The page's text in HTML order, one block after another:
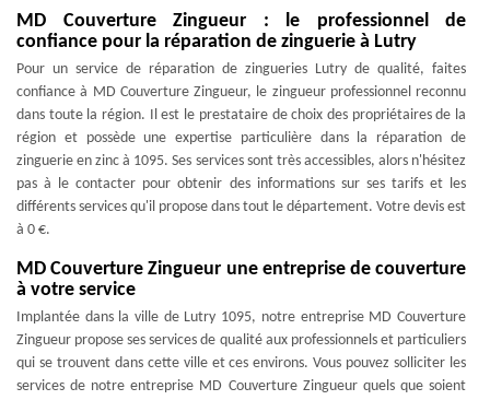
MD Couverture Zingueur : le professionnel de
confiance pour la réparation de zinguerie à Lutry
Pour un service de réparation de zingueries Lutry de qualité, faites
confiance à MD Couverture Zingueur, le zingueur professionnel reconnu
dans toute la région. Il est le prestataire de choix des propriétaires de la
région et possède une expertise particulière dans la réparation de
zinguerie en zinc à 1095. Ses services sont très accessibles, alors n'hésitez
pas à le contacter pour obtenir des informations sur ses tarifs et les
différents services qu'il propose dans tout le département. Votre devis est
à 0 €.
MD Couverture Zingueur une entreprise de couverture
à votre service
Implantée dans la ville de Lutry 1095, notre entreprise MD Couverture
Zingueur propose ses services de qualité aux professionnels et particuliers
qui se trouvent dans cette ville et ces environs. Vous pouvez solliciter les
services de notre entreprise MD Couverture Zingueur quels que soient